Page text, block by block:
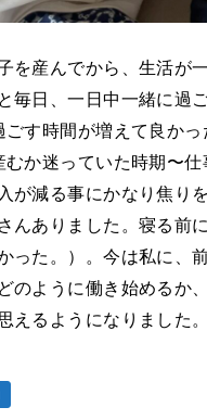
を産んでから、生活が
毎日、一日中一緒に過
す時間が増えて良かっ
むか迷っていた時期〜
が減る事にかなり焦り
んありました。寝る前
った。）。今は私に、
のように働き始めるか
えるようになりました。